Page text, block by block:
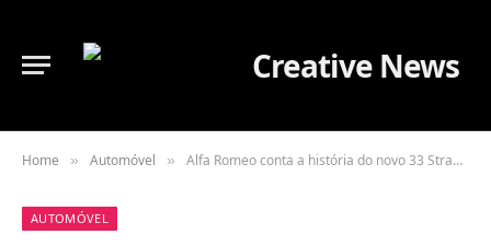
Home » Automóvel » Alfa Romeo conta a história do novo 33 Stradale num livro para colecionadores
AUTOMÓVEL